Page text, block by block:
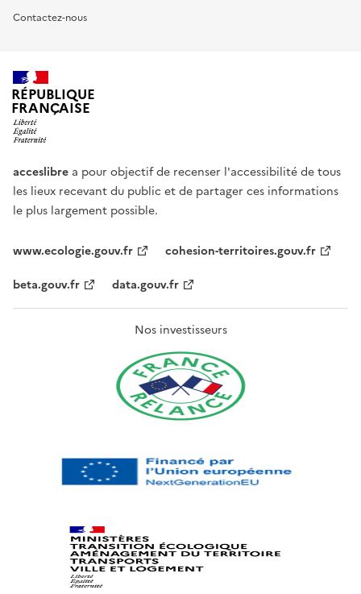
Contactez-nous
RÉPUBLIQUE
FRANÇAISE
acceslibre a pour objectif de recenser l'accessibilité de tous
les lieux recevant du public et de partager ces informations
le plus largement possible.
www.ecologie.gouv.fr
cohesion-territoires.gouv.fr
beta.gouv.fr
data.gouv.fr
Nos investisseurs